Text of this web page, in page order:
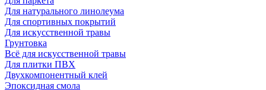
Для натурального линолеума
Для спортивных покрытий
Для искусственной травы
Грунтовка
Всё для искусственной травы
Для плитки ПВХ
Двухкомпонентный клей
Эпоксидная смола